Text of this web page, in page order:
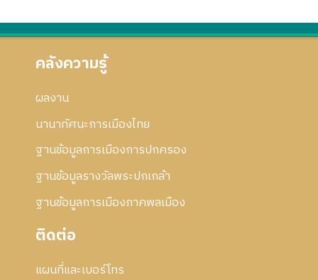
คลังความรู้
ผลงาน
นานาทัศนะการเมืองไทย
ฐานข้อมูลการเมืองการปกครอง
ฐานข้อมูลรางวัลพระปกเกล้า
ฐานข้อมูลการเมืองภาคพลเมือง
ติดต่อ
แผนที่และเบอร์โทร